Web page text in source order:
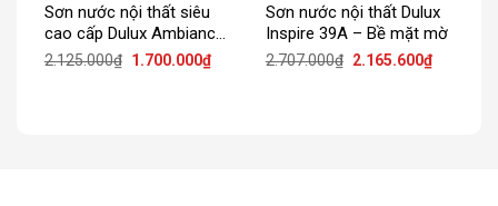
Sơn nước nội thất siêu
cao cấp Dulux Ambiance
5in1 Superflexx Diamond
2.125.000₫ Giá
1.700.000₫Giá
hiện
Sơn nước nội thất Dulux
Inspire 39A – Bề mặt mờ
2.707.000₫ Giá
2.165.600₫Giá
hiện